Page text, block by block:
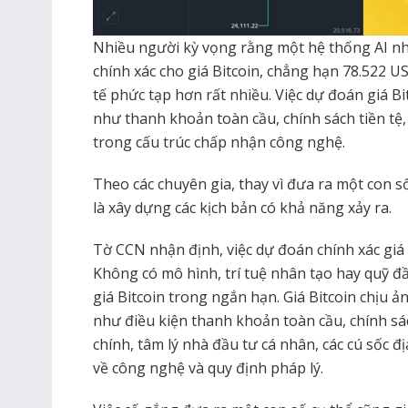
Nhiều người kỳ vọng rằng một hệ thống AI
chính xác cho giá Bitcoin, chẳng hạn 78.522
tế phức tạp hơn rất nhiều. Việc dự đoán giá
như thanh khoản toàn cầu, chính sách tiền
trong cấu trúc chấp nhận công nghệ.
Theo các chuyên gia, thay vì đưa ra một con
là xây dựng các kịch bản có khả năng xảy ra.
Tờ CCN nhận định, việc dự đoán chính xác
Không có mô hình, trí tuệ nhân tạo hay quỹ
giá Bitcoin trong ngắn hạn. Giá Bitcoin chịu
như điều kiện thanh khoản toàn cầu, chính
chính, tâm lý nhà đầu tư cá nhân, các cú sốc
về công nghệ và quy định pháp lý.